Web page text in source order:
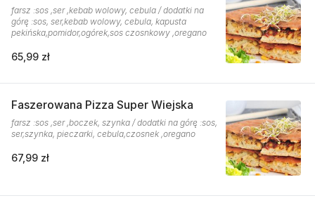
farsz :sos ,ser ,kebab wolowy, cebula / dodatki na
górę :sos, ser,kebab wolowy, cebula, kapusta
pekińska,pomidor,ogórek,sos czosnkowy ,oregano
65,99 zł
Faszerowana Pizza Super Wiejska
farsz :sos ,ser ,boczek, szynka / dodatki na górę :sos,
ser,szynka, pieczarki, cebula,czosnek ,oregano
67,99 zł